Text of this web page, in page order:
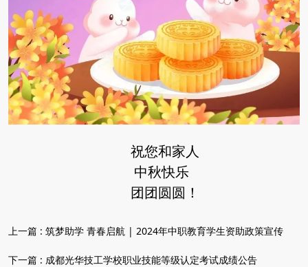
祝您和家人
中秋快乐
团团圆圆！
上一篇 : 筑梦助学 青春启航 | 2024年中职教育学生资助政策宣传
下一篇 : 成都光华技工学校职业技能等级认定考试成绩公告